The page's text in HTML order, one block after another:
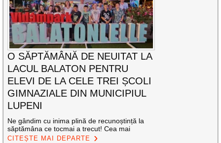
O SĂPTĂMÂNĂ DE NEUITAT LA
LACUL BALATON PENTRU
ELEVI DE LA CELE TREI ȘCOLI
GIMNAZIALE DIN MUNICIPIUL
LUPENI
Ne gândim cu inima plină de recunoștință la
săptămâna ce tocmai a trecut! Cea mai
CITEȘTE MAI DEPARTE